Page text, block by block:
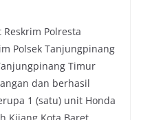
Reskrim Polresta
Polsek Tanjungpinang
Timur
dan berhasil
1 (satu) unit Honda